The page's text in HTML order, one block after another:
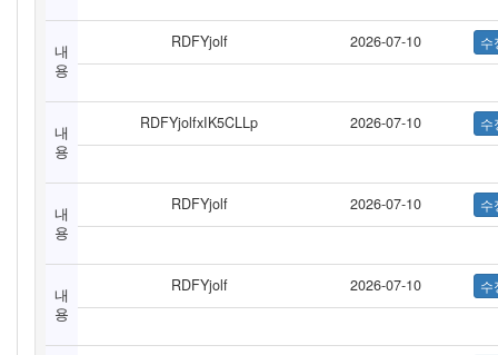
내
용
RDFYjolf 2026-07-10
내
용
RDFYjolfxIK5CLLp 2026-07-10
내
용
RDFYjolf 2026-07-10
내
용
RDFYjolf 2026-07-10